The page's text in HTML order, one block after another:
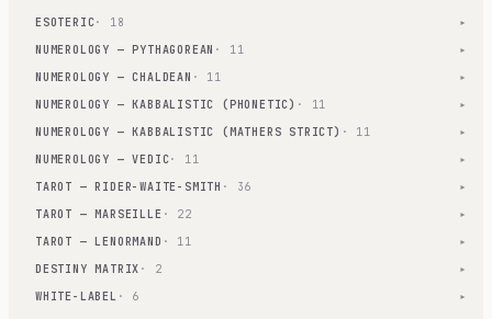
ESOTERIC· 18 ▾
NUMEROLOGY — PYTHAGOREAN · 11 ▾
NUMEROLOGY — CHALDEAN · 11 ▾
NUMEROLOGY — KABBALISTIC (PHONETIC) · 11 ▾
NUMEROLOGY — KABBALISTIC (MATHERS STRICT) · 11 ▾
NUMEROLOGY — VEDIC· 11 ▾
TAROT — RIDER-WAITE-SMITH · 36 ▾
TAROT — MARSEILLE · 22 ▾
TAROT — LENORMAND · 11 ▾
DESTINY MATRIX · 2 ▾
WHITE-LABEL · 6 ▾